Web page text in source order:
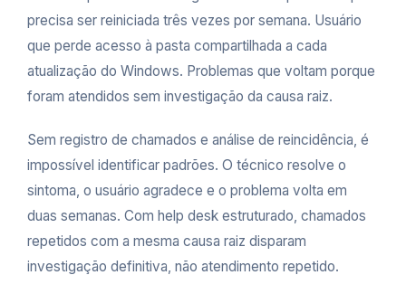
precisa ser reiniciada três vezes por semana. Usuário
que perde acesso à pasta compartilhada a cada
atualização do Windows. Problemas que voltam porque
foram atendidos sem investigação da causa raiz.
Sem registro de chamados e análise de reincidência, é
impossível identificar padrões. O técnico resolve o
sintoma, o usuário agradece e o problema volta em
duas semanas. Com help desk estruturado, chamados
repetidos com a mesma causa raiz disparam
investigação definitiva, não atendimento repetido.